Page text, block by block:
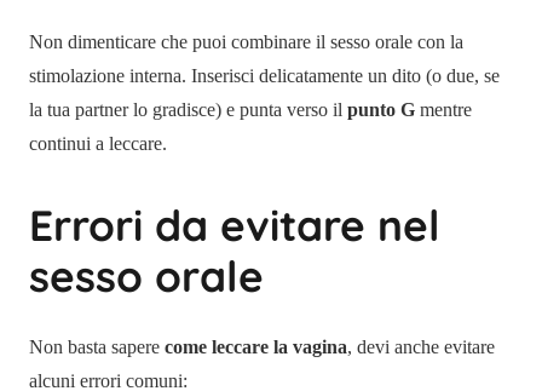
Non dimenticare che puoi combinare il sesso orale con la
stimolazione interna. Inserisci delicatamente un dito (o due, se
la tua partner lo gradisce) e punta verso il punto G mentre
continui a leccare.
Errori da evitare nel
sesso orale
Non basta sapere come leccare la vagina, devi anche evitare
alcuni errori comuni: